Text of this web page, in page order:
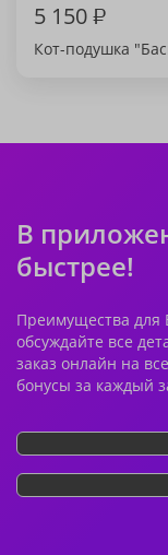
5 150₽
Кот-подушка
В
быстрее!
Преимущества для
обсуждайте все
заказ онлайн на
бонусы за каждый